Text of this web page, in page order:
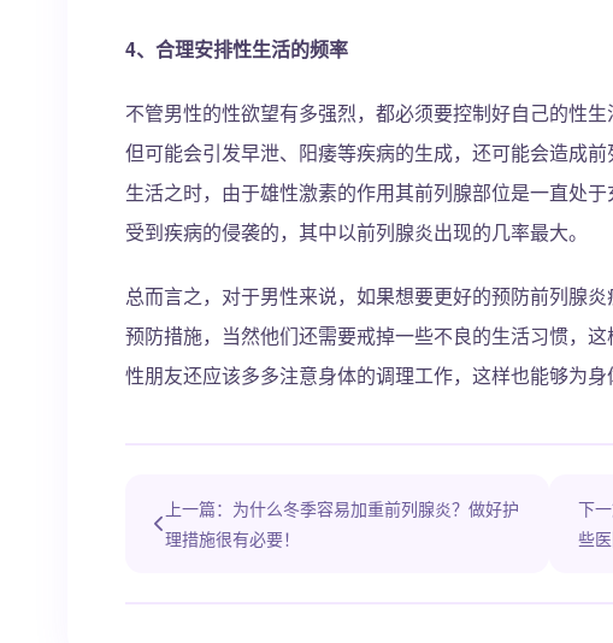
4、合理安排性生活的频率
不管男性的性欲望有多强烈，都必须要控制好自己的性
但可能会引发早泄、阳痿等疾病的生成，还可能会造成
生活之时，由于雄性激素的作用其前列腺部位是一直处
受到疾病的侵袭的，其中以前列腺炎出现的几率最大。
总而言之，对于男性来说，如果想要更好的预防前列腺
预防措施，当然他们还需要戒掉一些不良的生活习惯，
性朋友还应该多多注意身体的调理工作，这样也能够为身
上一篇：为什么冬季容易加重前列腺炎？做好护
理措施很有必要！
下
些